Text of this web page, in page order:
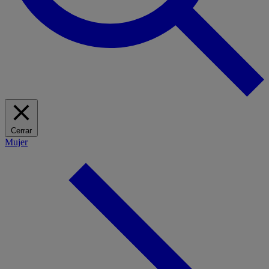
Cerrar
Mujer